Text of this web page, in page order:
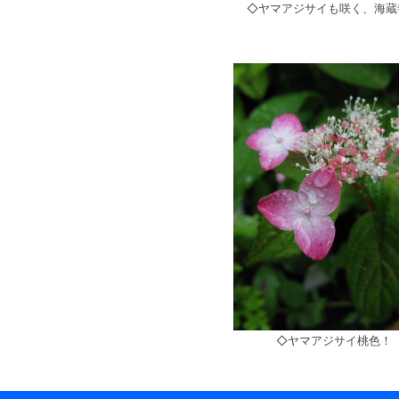
◇ヤマアジサイも咲く、海蔵
◇ヤマアジサイ桃色！